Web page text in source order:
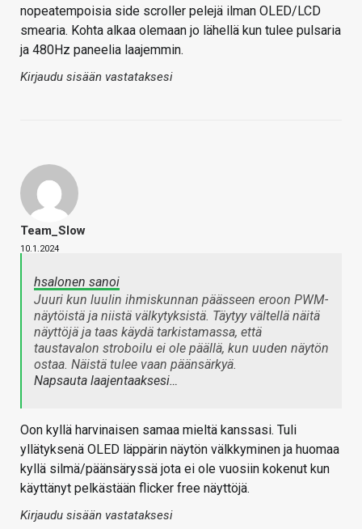
nopeatempoisia side scroller pelejä ilman OLED/LCD
smearia. Kohta alkaa olemaan jo lähellä kun tulee pulsaria
ja 480Hz paneelia laajemmin.
Kirjaudu sisään vastataksesi
Team_Slow
10.1.2024
hsalonen sanoi
Juuri kun luulin ihmiskunnan päässeen eroon PWM-
näytöistä ja niistä välkytyksistä. Täytyy vältellä näitä
näyttöjä ja taas käydä tarkistamassa, että
taustavalon stroboilu ei ole päällä, kun uuden näytön
ostaa. Näistä tulee vaan päänsärkyä.
Napsauta laajentaaksesi…
Oon kyllä harvinaisen samaa mieltä kanssasi. Tuli
yllätyksenä OLED läppärin näytön välkkyminen ja huomaa
kyllä silmä/päänsäryssä jota ei ole vuosiin kokenut kun
käyttänyt pelkästään flicker free näyttöjä.
Kirjaudu sisään vastataksesi